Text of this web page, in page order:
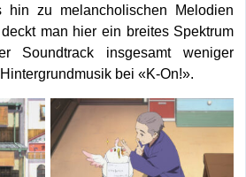
hin zu melancholischen Melodien
man hier ein breites Spektrum
Soundtrack insgesamt weniger
bei «K-On!».